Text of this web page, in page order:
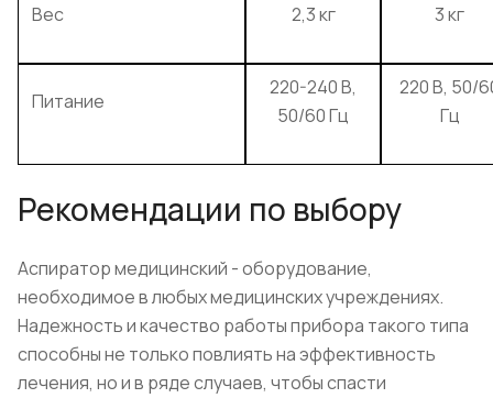
Вес 2,3 кг 3 кг
Питание
220-240 В,
50/60 Гц
220 В, 50/
Гц
Рекомендации по выбору
Аспиратор медицинский - оборудование,
необходимое в любых медицинских учреждениях.
Надежность и качество работы прибора такого типа
способны не только повлиять на эффективность
лечения, но и в ряде случаев, чтобы спасти